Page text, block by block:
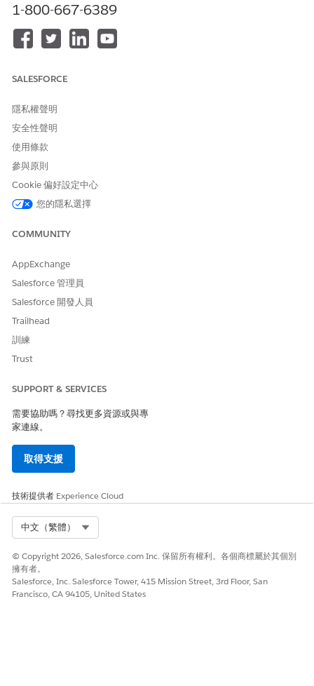
記錄詳細資料頁面頂端的色彩編碼進度列會顯示工作流程的每個階
在工作流程的每個階段中,您建立、編輯或刪除記錄的權限是由管理
員的工作流程組態和您目前的角色或內容所決定。
記錄詳細資料頁面上的動作按鈕也取決於目前的工作流程階段和您
的內容。例如,當造訪處於「草稿」狀態時,您會看見「取得簽章」、
「提交」和「電子郵件」動作。在「已提交」狀態中,您只能看見
「電子郵件」動作。
個階段所需步驟的檢查清單。具有檢查清單的動作包含資訊泡泡圖
示。
若要查看檢查清單,請點選或按一下資訊泡泡圖示。完成的工作會顯
示綠色核取記號,而未完成的工作圖示會顯示紅色 X。
驗證規則
當您執行動作時,驗證規則會檢查您的變更是否遵循業務流程與原
或是否可以繼續進行警告。
另請參照：
生命科學工作流程
此文章是否解決您的問題？
請讓我們知道，以便我們改進！
1-800-667-6389
SALESFORCE
隱私權聲明
安全性聲明
使用條款
參與原則
Cookie 偏好設定中心
您的隱私選擇
COMMUNITY
AppExchange
Salesforce 管理員
Salesforce 開發人員
Trailhead
訓練
Trust
SUPPORT & SERVICES
需要協助嗎？尋找更多資源或與專
家連線。
取得支援
技術提供者 Experience Cloud
中文（繁體）
© Copyright 2026, Salesforce.com Inc. 保留所有權利。各個商標屬於其個別
擁有者。
Salesforce, Inc. Salesforce Tower, 415 Mission Street, 3rd Floor, San
Francisco, CA 94105, United States